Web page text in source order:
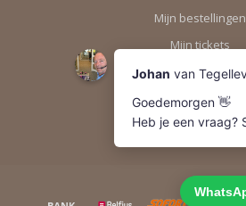
Mijn bestellingen
Mijn tickets
Mijn verlanglijst
Vergelijk
Alle producten